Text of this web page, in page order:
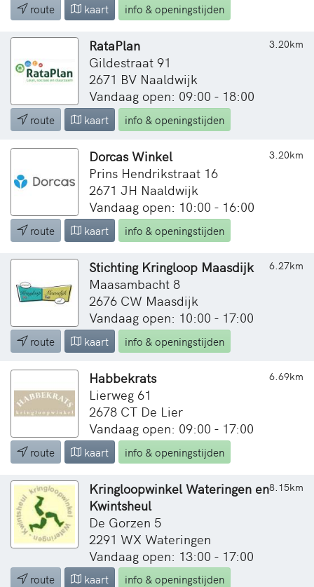
route kaart info & openingstijden
3.20km
RataPlan
Gildestraat 91
2671 BV Naaldwijk
Vandaag open: 09:00 - 18:00
route kaart info & openingstijden
3.20km
Dorcas Winkel
Prins Hendrikstraat 16
2671 JH Naaldwijk
Vandaag open: 10:00 - 16:00
route kaart info & openingstijden
6.27km
Stichting Kringloop Maasdijk
Maasambacht 8
2676 CW Maasdijk
Vandaag open: 10:00 - 17:00
route kaart info & openingstijden
6.69km
Habbekrats
Lierweg 61
2678 CT De Lier
Vandaag open: 09:00 - 17:00
route kaart info & openingstijden
8.15km
Kringloopwinkel Wateringen en
Kwintsheul
De Gorzen 5
2291 WX Wateringen
Vandaag open: 13:00 - 17:00
route kaart info & openingstijden